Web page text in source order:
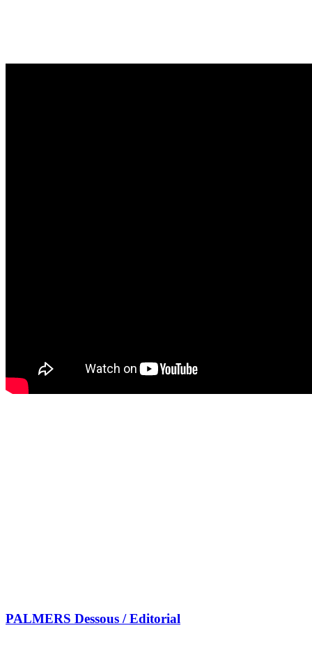
PALMERS Dessous / Editorial